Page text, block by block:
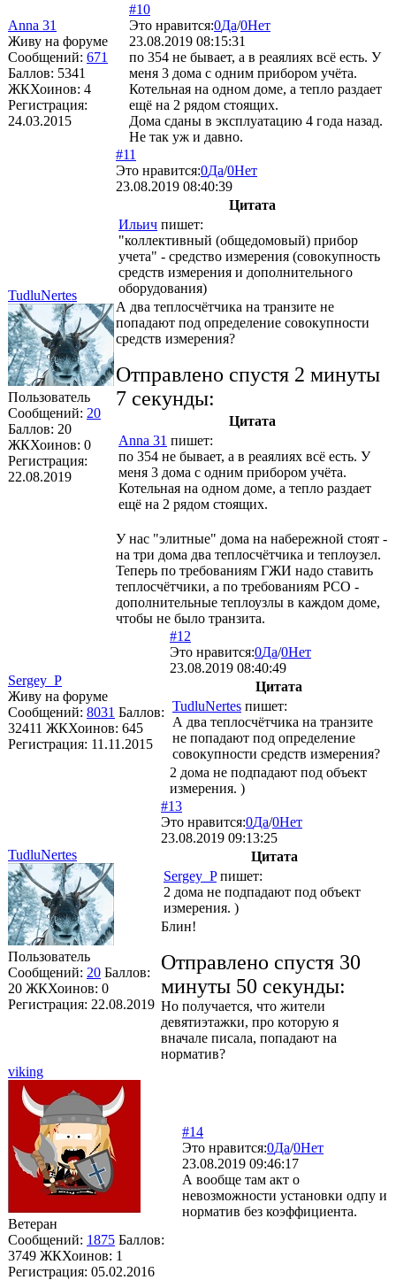
Anna 31
Живу на форуме
Сообщений: 671
Баллов: 5341
ЖКХоинов: 4
Регистрация:
24.03.2015
#10
Это нравится:0Да/0Нет
23.08.2019 08:15:31
по 354 не бывает, а в реаялиях всё есть. У
меня 3 дома с одним прибором учёта.
Котельная на одном доме, а тепло раздает
ещё на 2 рядом стоящих.
Дома сданы в эксплуатацию 4 года назад.
Не так уж и давно.
TudluNertes
Пользователь
Сообщений: 20
Баллов: 20
ЖКХоинов: 0
Регистрация:
22.08.2019
#11
Это нравится:0Да/0Нет
23.08.2019 08:40:39
Цитата
Ильич пишет:
"коллективный (общедомовый) прибор
учета" - средство измерения (совокупность
средств измерения и дополнительного
оборудования)
А два теплосчётчика на транзите не
попадают под определение совокупности
средств измерения?
Отправлено спустя 2 минуты
7 секунды:
Цитата
Anna 31 пишет:
по 354 не бывает, а в реаялиях всё есть. У
меня 3 дома с одним прибором учёта.
Котельная на одном доме, а тепло раздает
ещё на 2 рядом стоящих.
У нас "элитные" дома на набережной стоят -
на три дома два теплосчётчика и теплоузел.
Теперь по требованиям ГЖИ надо ставить
теплосчётчики, а по требованиям РСО -
дополнительные теплоузлы в каждом доме,
чтобы не было транзита.
Sergey_P
Живу на форуме
Сообщений: 8031 Баллов:
32411 ЖКХоинов: 645
Регистрация: 11.11.2015
#12
Это нравится:0Да/0Нет
23.08.2019 08:40:49
Цитата
TudluNertes пишет:
А два теплосчётчика на транзите
не попадают под определение
совокупности средств измерения?
2 дома не подпадают под объект
измерения. )
TudluNertes
Пользователь
Сообщений: 20 Баллов:
20 ЖКХоинов: 0
Регистрация: 22.08.2019
#13
Это нравится:0Да/0Нет
23.08.2019 09:13:25
Цитата
Sergey_Pпишет:
2 дома не подпадают под объект
измерения. )
Блин!
Отправлено спустя 30
минуты 50 секунды:
Но получается, что жители
девятиэтажки, про которую я
вначале писала, попадают на
норматив?
viking
Ветеран
Сообщений: 1875 Баллов:
3749 ЖКХоинов: 1
Регистрация: 05.02.2016
#14
Это нравится:0Да/0Нет
23.08.2019 09:46:17
А вообще там акт о
невозможности установки одпу и
норматив без коэффициента.